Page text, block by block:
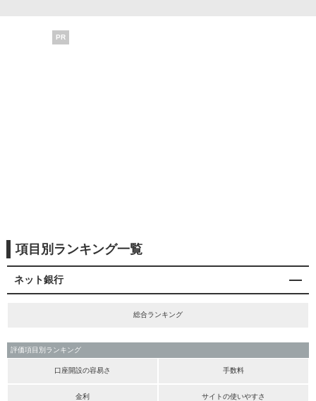
PR
項目別ランキング一覧
ネット銀行
総合ランキング
評価項目別ランキング
口座開設の容易さ 手数料
金利 サイトの使いやすさ